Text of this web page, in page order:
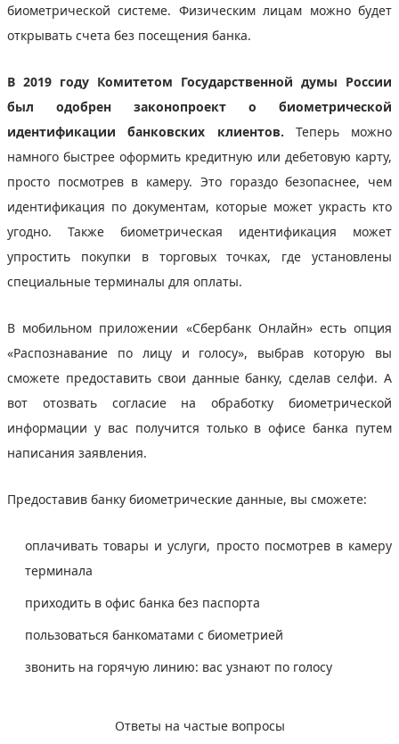
биометрической системе. Физическим лицам можно будет
открывать счета без посещения банка.
В 2019 году Комитетом Государственной думы России
был одобрен законопроект о биометрической
идентификации банковских клиентов. Теперь можно
намного быстрее оформить кредитную или дебетовую карту,
просто посмотрев в камеру. Это гораздо безопаснее, чем
идентификация по документам, которые может украсть кто
угодно. Также биометрическая идентификация может
упростить покупки в торговых точках, где установлены
специальные терминалы для оплаты.
В мобильном приложении «Сбербанк Онлайн» есть опция
«Распознавание по лицу и голосу», выбрав которую вы
сможете предоставить свои данные банку, сделав селфи. А
вот отозвать согласие на обработку биометрической
информации у вас получится только в офисе банка путем
написания заявления.
Предоставив банку биометрические данные, вы сможете:
оплачивать товары и услуги, просто посмотрев в камеру
терминала
приходить в офис банка без паспорта
пользоваться банкоматами с биометрией
звонить на горячую линию: вас узнают по голосу
Ответы на частые вопросы